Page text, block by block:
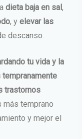
dieta baja en sal,
, y elevar las
descanso.
tu vida y la
trastornos
más temprano
y mejor el